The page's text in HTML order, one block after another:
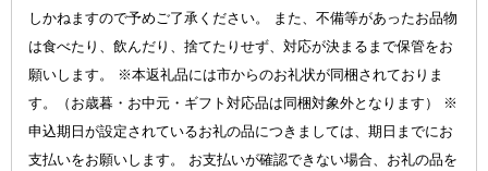
しかねますので予めご了承ください。 また、不備等があったお品物
は食べたり、飲んだり、捨てたりせず、対応が決まるまで保管をお
願いします。 ※本返礼品には市からのお礼状が同梱されておりま
す。（お歳暮・お中元・ギフト対応品は同梱対象外となります） ※
申込期日が設定されているお礼の品につきましては、期日までにお
支払いをお願いします。 お支払いが確認できない場合、お礼の品を